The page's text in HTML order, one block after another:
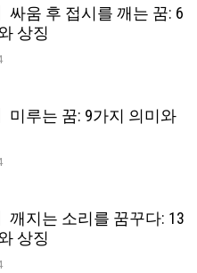
싸움 후 접시를 깨는 꿈: 6
상징
미루는 꿈: 9가지 의미와
깨지는 소리를 꿈꾸다: 13
상징